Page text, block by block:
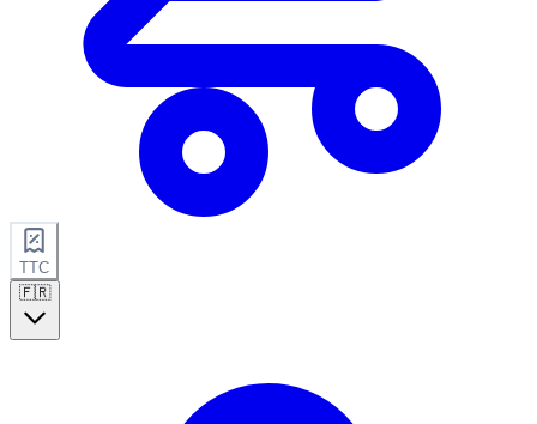
TTC
🇫🇷